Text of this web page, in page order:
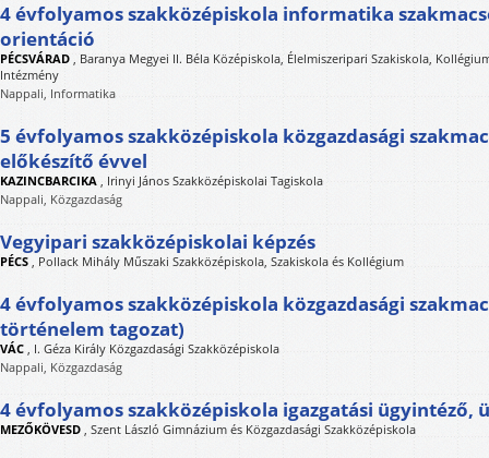
4 évfolyamos szakközépiskola informatika
orientáció
PÉCSVÁRAD , Baranya Megyei II. Béla Középiskola, Élelmiszeripari Szakiskola,
Intézmény
Nappali, Informatika
5 évfolyamos szakközépiskola közgazdasági
előkészítő évvel
KAZINCBARCIKA , Irinyi János Szakközépiskolai Tagiskola
Nappali, Közgazdaság
Vegyipari szakközépiskolai képzés
PÉCS , Pollack Mihály Műszaki Szakközépiskola, Szakiskola és Kollégium
4 évfolyamos szakközépiskola közgazdasági
történelem tagozat)
VÁC , I. Géza Király Közgazdasági Szakközépiskola
Nappali, Közgazdaság
4 évfolyamos szakközépiskola igazgatási ügyintéző,
MEZŐKÖVESD , Szent László Gimnázium és Közgazdasági Szakközépiskola